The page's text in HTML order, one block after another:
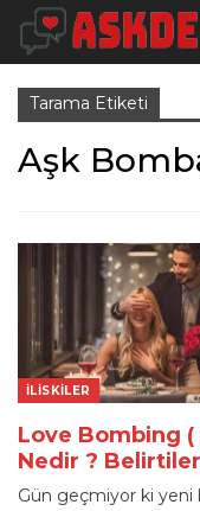
Tarama Etiketi
Aşk
İLISKILER
Love Bombing (
Nedir ?
Gün geçmiyor ki yeni